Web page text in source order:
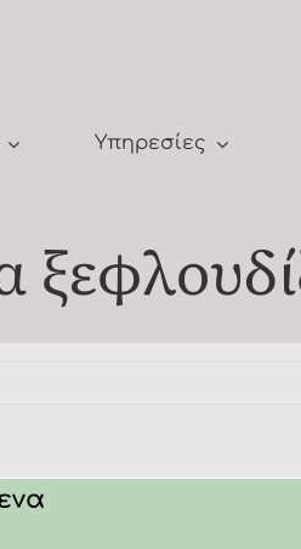
Υπηρεσίες